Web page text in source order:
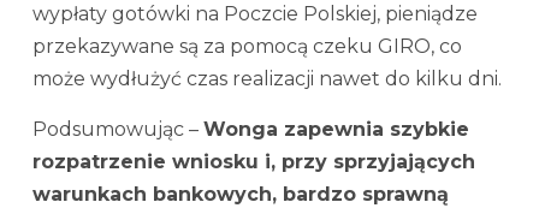
wypłaty gotówki na Poczcie Polskiej, pieniądze
przekazywane są za pomocą czeku GIRO, co
może wydłużyć czas realizacji nawet do kilku dni.
Podsumowując – Wonga zapewnia szybkie
rozpatrzenie wniosku i, przy sprzyjających
warunkach bankowych, bardzo sprawną